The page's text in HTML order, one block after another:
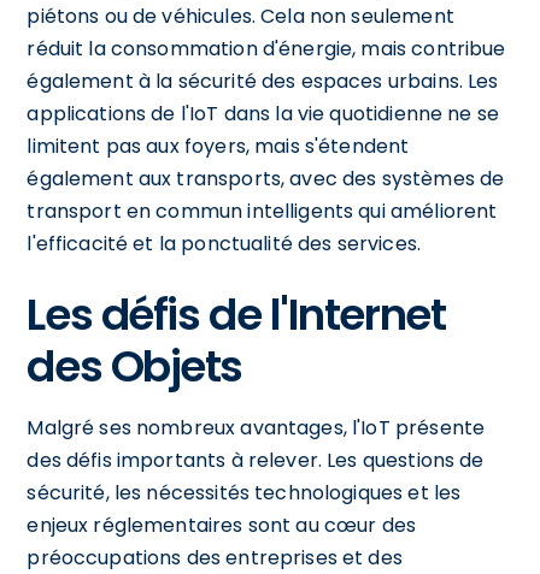
piétons ou de véhicules. Cela non seulement
réduit la consommation d'énergie, mais contribue
également à la sécurité des espaces urbains. Les
applications de l'IoT dans la vie quotidienne ne se
limitent pas aux foyers, mais s'étendent
également aux transports, avec des systèmes de
transport en commun intelligents qui améliorent
l'efficacité et la ponctualité des services.
Les défis de l'Internet
des Objets
Malgré ses nombreux avantages, l'IoT présente
des défis importants à relever. Les questions de
sécurité, les nécessités technologiques et les
enjeux réglementaires sont au cœur des
préoccupations des entreprises et des